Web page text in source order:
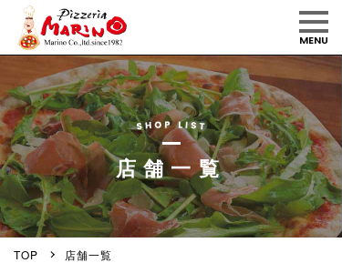
MENU
店舗一覧
TOP 店舗一覧